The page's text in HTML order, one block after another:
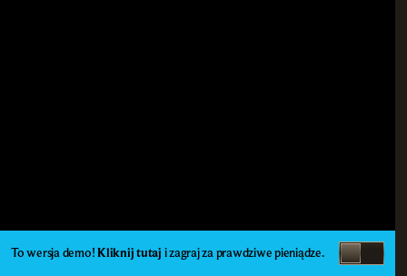
To wersja demo!Kliknij tutaj i zagraj za prawdziwe pieniądze.